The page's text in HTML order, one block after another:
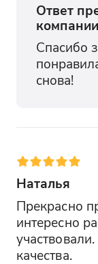
Ответ
компании
Спасибо
снова!
Наталья
Прекрасно
интересно
качества.